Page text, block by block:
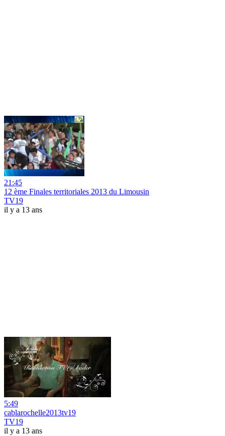
21:45
12 ème Finales territoriales 2013 du Limousin
TV19
il y a 13 ans
5:49
cablarochelle2013tv19
TV19
il y a 13 ans